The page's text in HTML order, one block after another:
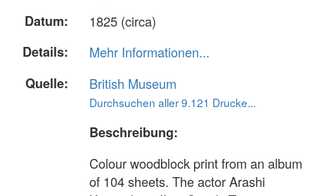
Datum:
1825 (circa)
Details:
Mehr Informationen...
Quelle:
British Museum
Durchsuchen aller 9.121 Drucke...
Beschreibung:
Colour woodblock print from an album
of 104 sheets. The actor Arashi